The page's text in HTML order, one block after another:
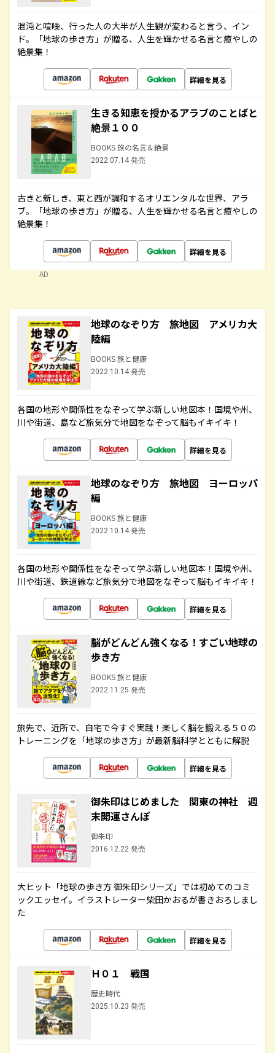
混沌と喧噪、行った人の大半が人生観が変わると言う、イン
ド。「地球の歩き方」が贈る、人生を輝かせる名言と癒やしの
絶景集！
詳細を見る
生きる知恵を授かるアラブのことばと
絶景１００
BOOKS 旅の名言＆絶景
2022.07.14 発売
古きと新しき、東と西が調和するオリエンタルな世界、アラ
ブ。「地球の歩き方」が贈る、人生を輝かせる名言と癒やしの
絶景集！
詳細を見る
AD
地球のなぞり方 旅地図 アメリカ大
陸編
BOOKS 旅と健康
2022.10.14 発売
各国の地形や関係性をなぞって学ぶ新しい地図本！国境や州、
川や街道、島など旅気分で地図をなぞって脳もイキイキ！
詳細を見る
地球のなぞり方 旅地図 ヨーロッパ
編
BOOKS 旅と健康
2022.10.14 発売
各国の地形や関係性をなぞって学ぶ新しい地図本！国境や州、
川や街道、鉄道線など旅気分で地図をなぞって脳もイキイキ！
詳細を見る
脳がどんどん強くなる！すごい地球の
歩き方
BOOKS 旅と健康
2022.11.25 発売
旅先で、近所で、自宅で今すぐ実践！楽しく脳を鍛える５０の
トレーニングを「地球の歩き方」が最新脳科学とともに解説
詳細を見る
御朱印はじめました 関東の神社 週
末開運さんぽ
御朱印
2016.12.22 発売
大ヒット「地球の歩き方 御朱印シリーズ」では初めてのコミ
ックエッセイ。イラストレーター柴田かおるが書きおろしまし
た
詳細を見る
Ｈ０１ 戦国
歴史時代
2025.10.23 発売